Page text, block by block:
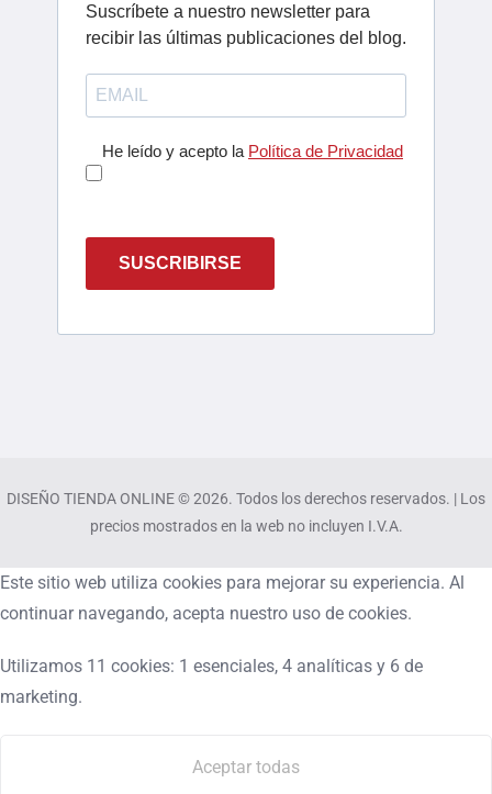
Suscríbete a nuestro newsletter para
recibir las últimas publicaciones del blog.
He leído y acepto la Política de Privacidad
SUSCRIBIRSE
DISEÑO TIENDA ONLINE © 2026. Todos los derechos reservados. | Los
precios mostrados en la web no incluyen I.V.A.
Este sitio web utiliza cookies para mejorar su experiencia. Al
continuar navegando, acepta nuestro uso de cookies.
Utilizamos 11 cookies: 1 esenciales, 4 analíticas y 6 de
marketing.
Aceptar todas